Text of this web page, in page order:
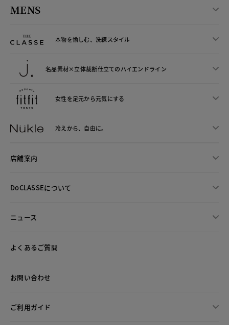
MENS
本物を愉しむ、洗練スタイル
名品素材×立体裁断仕立てのハイエンドライン
女性を足元から元気にする
冷えから、 自由に。
店舗案内
DoCLASSEについて
ニュース
よくあるご質問
お問い合わせ
ご利用ガイド